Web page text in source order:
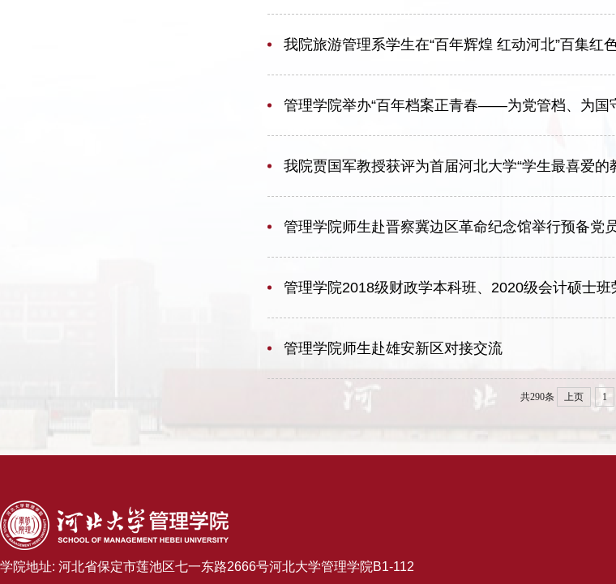
我院旅游管理系学生在“百年辉煌 红动河北”百集红
管理学院举办“百年档案正青春——为党管档、为国
我院贾国军教授获评为首届河北大学“学生最喜爱的
管理学院师生赴晋察冀边区革命纪念馆举行预备党
管理学院2018级财政学本科班、2020级会计硕士
管理学院师生赴雄安新区对接交流
共290条 上页 1
学院地址: 河北省保定市莲池区七一东路2666号河北大学管理学院B1-112